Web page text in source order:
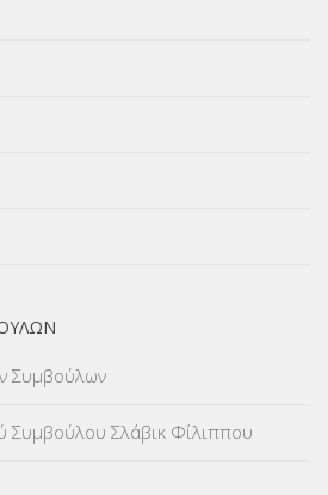
Συμβούλων
Συμβούλου Σλάβικ Φίλιππου